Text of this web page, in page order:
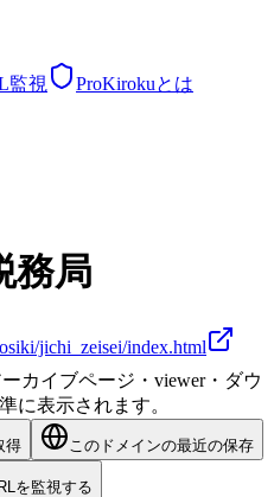
監視 ProKirokuとは
務局
jichi_zeisei/index.html
カイブページ・viewer・ダウ
に表示されます。
得 このドメインの最近の保存
を監視する